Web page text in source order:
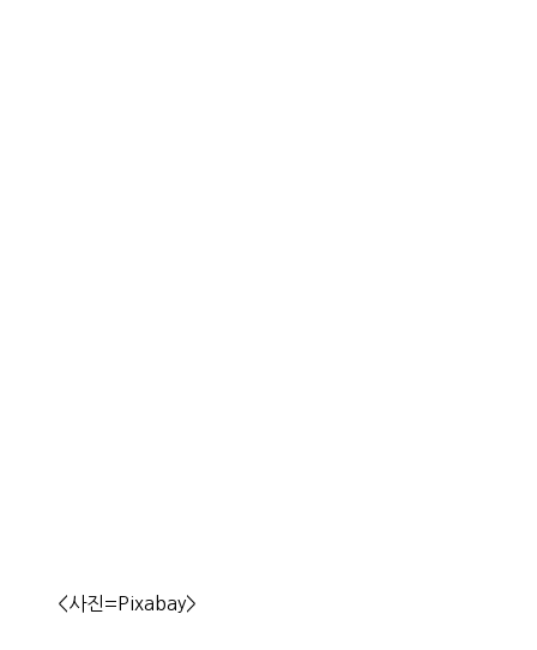
<사진=Pixabay>